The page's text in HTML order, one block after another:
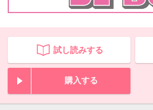
試し読みする
購入する